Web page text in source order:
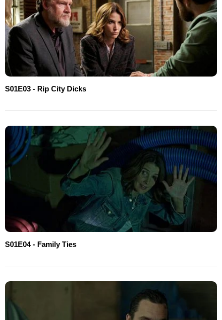
S01E03 - Rip City Dicks
S01E04 - Family Ties